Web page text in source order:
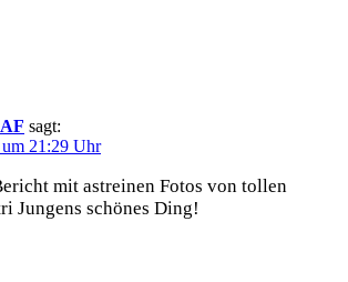
sagt:
21:29 Uhr
mit ast­rei­nen Fotos von tol­len
Jun­gens schö­nes Ding!